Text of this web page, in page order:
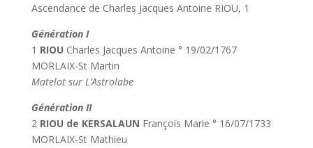
Ascendance de Charles Jacques Antoine RIOU, 1
Génération I
1 RIOU Charles Jacques Antoine ° 19/02/1767
MORLAIX-St Martin
Matelot sur L’Astrolabe
Génération II
2 RIOU de KERSALAUN François Marie ° 16/07/1733
MORLAIX-St Mathieu